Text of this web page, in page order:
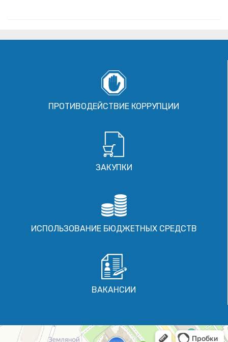
ПРОТИВОДЕЙСТВИЕ КОРРУПЦИИ
ЗАКУПКИ
ИСПОЛЬЗОВАНИЕ БЮДЖЕТНЫХ СРЕДСТВ
ВАКАНСИИ